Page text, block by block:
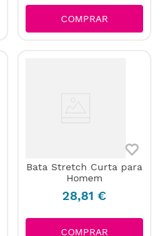
COMPRAR
Bata Stretch Curta para
Homem
28,81 €
COMPRAR